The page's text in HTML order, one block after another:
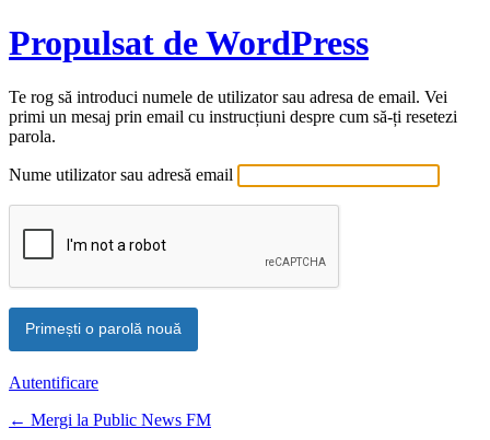
Propulsat de WordPress
Te rog să introduci numele de utilizator sau adresa de email. Vei
primi un mesaj prin email cu instrucțiuni despre cum să-ți resetezi
parola.
Nume utilizator sau adresă email
Autentificare
← Mergi la Public News FM